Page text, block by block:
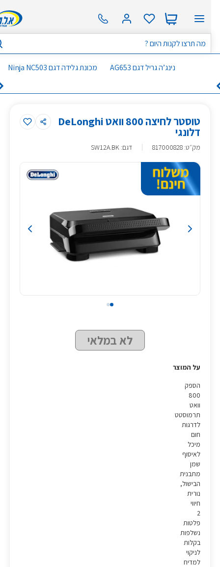
נינג’ה גריל דגם AG653 מכונת גלידה דגם Ninja NC503
טוסטר לחיצה 800 וואט DeLonghi
דלונגי
מק״ט:
817000828 דגם: SW12A.BK
לא במלאי
על המוצר
הספק
800
וואט
תרמוסטט
לדרגות
חום
מיכל
לאיסוף
שמן
מתבנית
הבישול,
נורית
חיווי
פלטות
נשלפות
בקלות
לניקוי
למדיח